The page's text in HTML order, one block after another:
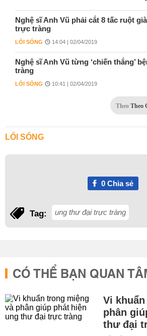
Nghệ sĩ Anh Vũ phải cắt 8 tấc ruột
trực tràng
LỐI SỐNG 14:04 | 02/04/2019
Nghệ sĩ Anh Vũ từng ‘chiến thắng’
tràng
LỐI SỐNG 10:41 | 02/04/2019
Theo Theo
LỐI SỐNG
0Chia sẻ
Tag: ung thư đại trực tràng
CÓ THỂ BẠN QUAN
Vi
phân
thư đại